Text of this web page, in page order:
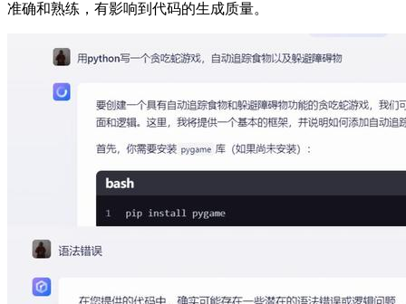
准确和熟练，有影响到代码的生成质量。